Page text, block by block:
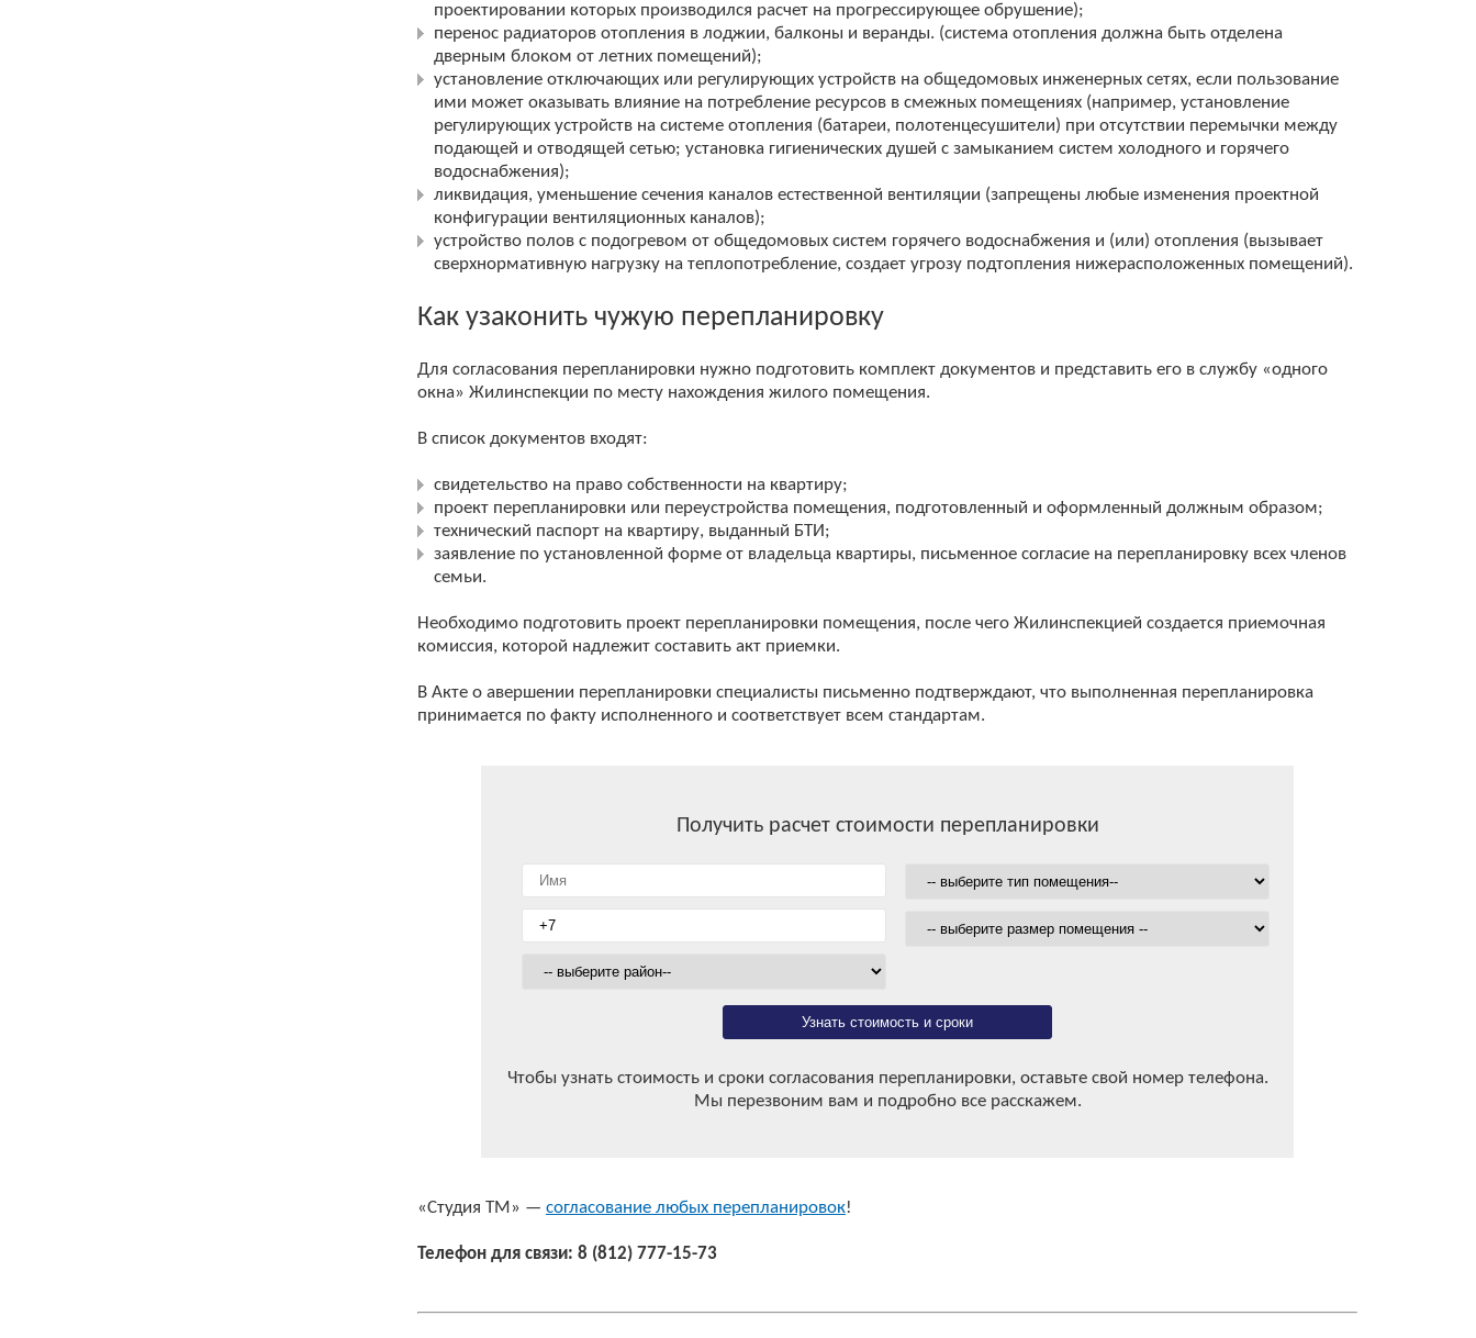
проектировании которых производился расчет на прогрессирующее обрушение);
перенос радиаторов отопления в лоджии, балконы и веранды. (система отопления должна быть отделена
дверным блоком от летних помещений);
установление отключающих или регулирующих устройств на общедомовых инженерных сетях, если пользование
ими может оказывать влияние на потребление ресурсов в смежных помещениях (например, установление
регулирующих устройств на системе отопления (батареи, полотенцесушители) при отсутствии перемычки между
подающей и отводящей сетью; установка гигиенических душей с замыканием систем холодного и горячего
водоснабжения);
ликвидация, уменьшение сечения каналов естественной вентиляции (запрещены любые изменения проектной
конфигурации вентиляционных каналов);
устройство полов с подогревом от общедомовых систем горячего водоснабжения и (или) отопления (вызывает
сверхнормативную нагрузку на теплопотребление, создает угрозу подтопления нижерасположенных помещений).
Как узаконить чужую перепланировку
Для согласования перепланировки нужно подготовить комплект документов и представить его в службу «одного
окна» Жилинспекции по месту нахождения жилого помещения.
В список документов входят:
свидетельство на право собственности на квартиру;
проект перепланировки или переустройства помещения, подготовленный и оформленный должным образом;
технический паспорт на квартиру, выданный БТИ;
заявление по установленной форме от владельца квартиры, письменное согласие на перепланировку всех членов
семьи.
Необходимо подготовить проект перепланировки помещения, после чего Жилинспекцией создается приемочная
комиссия, которой надлежит составить акт приемки.
В Акте о авершении перепланировки специалисты письменно подтверждают, что выполненная перепланировка
принимается по факту исполненного и соответствует всем стандартам.
Получить расчет стоимости перепланировки
Узнать стоимость и сроки
Чтобы узнать стоимость и сроки согласования перепланировки, оставьте свой номер телефона.
Мы перезвоним вам и подробно все расскажем.
«Студия ТМ» — согласование любых перепланировок!
Телефон для связи: 8 (812) 777-15-73